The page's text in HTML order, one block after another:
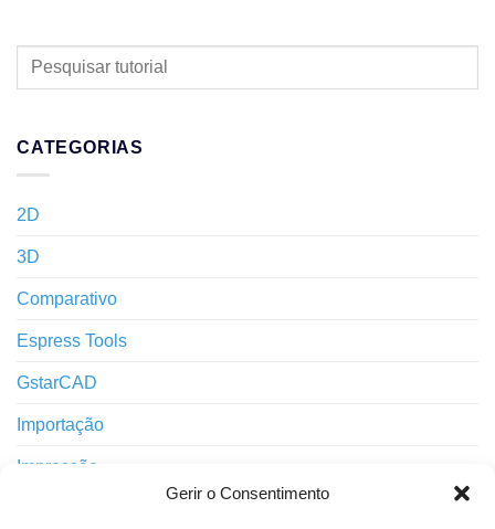
Gerir o Consentimento
PESQUISAR
TUTORIAL
CATEGORIAS
2D
3D
Comparativo
Espress Tools
GstarCAD
Importação
Impressão